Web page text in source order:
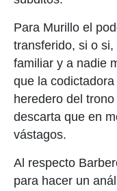
Para Murillo el
transferido, si o
familiar y a nadie
que la
heredero del
descarta que en
vástagos.
Al respecto
para hacer un